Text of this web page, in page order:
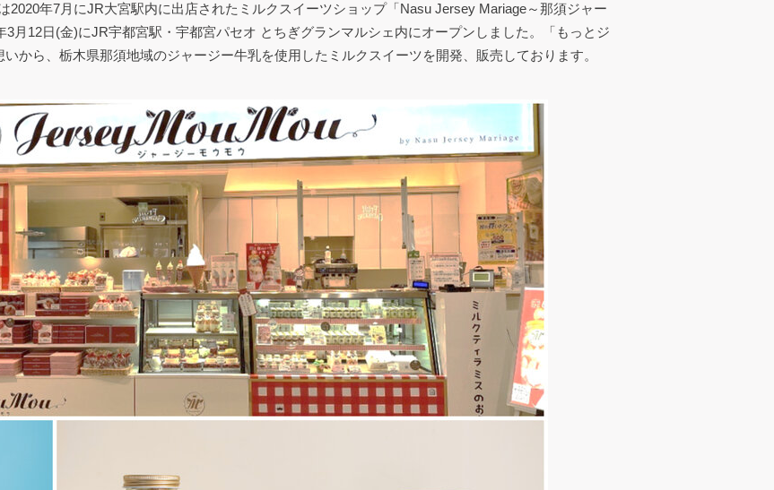
2020年7月にJR大宮駅内に出店されたミルクスイーツショップ「Nasu Jersey Mariage～那須ジャー
月12日(金)にJR宇都宮駅・宇都宮パセオ とちぎグランマルシェ内にオープンしました。「もっとジ
から、栃木県那須地域のジャージー牛乳を使用したミルクスイーツを開発、販売しております。